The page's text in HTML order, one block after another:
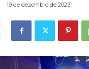
19 de dezembro de 2023